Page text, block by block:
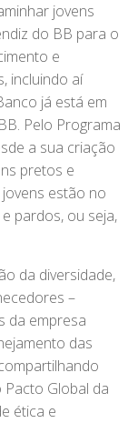
jovens
do BB para o
e
incluindo aí
já está em
Pelo Programa
a sua criação
pretos e
estão no
pardos, ou seja,
da diversidade,
–
da empresa
das
Global da
ética e